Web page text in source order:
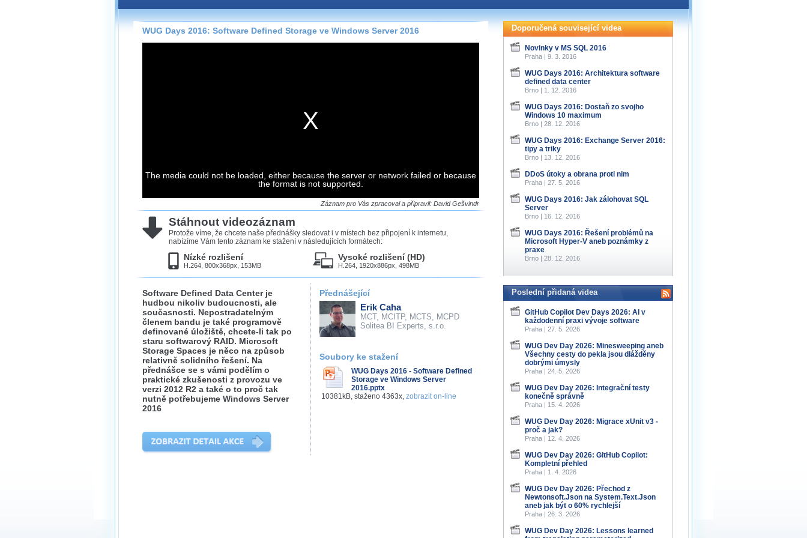
Záznamy na našem webu můžete pohodlně sledovat
přímo na stránce s využitím našehoHTML 5nebo
Silverlightpřehrávače.
Stahování záznamů
neumožňuje, proto umožňujeme stahování vybraných
Velmi staré záznamy máme historicky uložené
ve formátu, který není vhodný pro stahování,
proto je ke stažení nenabízíme.
WUG Days 2016: Software Defined Storage ve Windows Server 2016
The media could not be loaded, either because the server or network failed or because
the format is not supported.
Záznam pro Vás zpracoval a připravil: David Gešvindr
Stáhnout videozáznam
Protože víme, že chcete naše přednášky sledovat i v místech bez připojení k internetu,
nabízíme Vám tento záznam ke stažení v následujících formátech:
Nízké rozlišení
H.264, 800x368px, 153MB
Vysoké rozlišení (HD)
H.264, 1920x886px, 498MB
Software Defined Data Center je
hudbou nikoliv budoucnosti, ale
současnosti. Nepostradatelným
členem bandu je také programově
definované úložiště, chcete-li tak po
staru softwarový RAID. Microsoft
Storage Spaces je něco na způsob
relativně solidního řešení. Na
přednášce se s vámi podělím o
praktické zkušenosti z provozu ve
verzi 2012 R2 a také o to proč tak
nutně potřebujeme Windows Server
2016
Přednášející
Erik Caha
MCT, MCITP, MCTS, MCPD
Solitea BI Experts, s.r.o.
Soubory ke stažení
WUG Days 2016 - Software Defined
Storage ve Windows Server
2016.pptx
10381kB, staženo 4363x, zobrazit on-line
Doporučená související videa
Novinky v MS SQL 2016
Praha | 9. 3. 2016
WUG Days 2016: Architektura software
defined data center
Brno | 1. 12. 2016
WUG Days 2016: Dostaň zo svojho
Windows 10 maximum
Brno | 28. 12. 2016
WUG Days 2016: Exchange Server 2016:
tipy a triky
Brno | 13. 12. 2016
DDoS útoky a obrana proti nim
Praha | 27. 5. 2016
WUG Days 2016: Jak zálohovat SQL
Server
Brno | 16. 12. 2016
WUG Days 2016: Řešení problémů na
Microsoft Hyper-V aneb poznámky z
praxe
Brno | 28. 12. 2016
Poslední přidaná videa
GitHub Copilot Dev Days 2026: AI v
každodenní praxi vývoje software
Praha | 27. 5. 2026
WUG Dev Day 2026: Minesweeping aneb
Všechny cesty do pekla jsou dlážděny
dobrými úmysly
Praha | 24. 5. 2026
WUG Dev Day 2026: Integrační testy
konečně správně
Praha | 15. 4. 2026
WUG Dev Day 2026: Migrace xUnit v3 -
proč a jak?
Praha | 12. 4. 2026
WUG Dev Day 2026: GitHub Copilot:
Kompletní přehled
Praha | 1. 4. 2026
WUG Dev Day 2026: Přechod z
Newtonsoft.Json na System.Text.Json
aneb jak být o 60% rychlejší
Praha | 26. 3. 2026
WUG Dev Day 2026: Lessons learned